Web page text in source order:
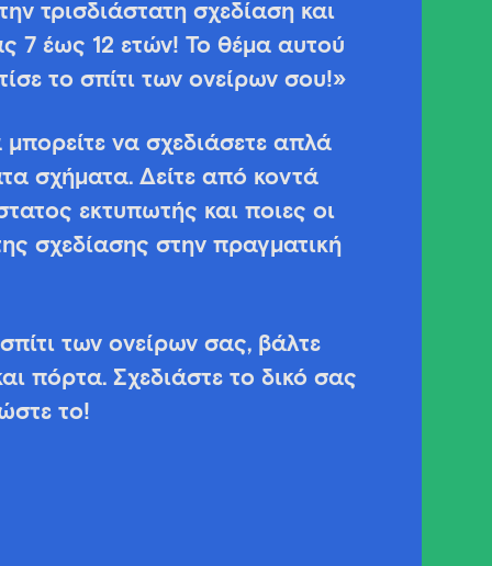
τρισδιάστατη σχεδίαση και
7 έως 12 ετών! Το θέμα αυτού
το σπίτι των ονείρων σου!»
να σχεδιάσετε απλά
σχήματα. Δείτε από κοντά
εκτυπωτής και ποιες οι
σχεδίασης στην πραγματική
των ονείρων σας, βάλτε
πόρτα. Σχεδιάστε το δικό σας
το!